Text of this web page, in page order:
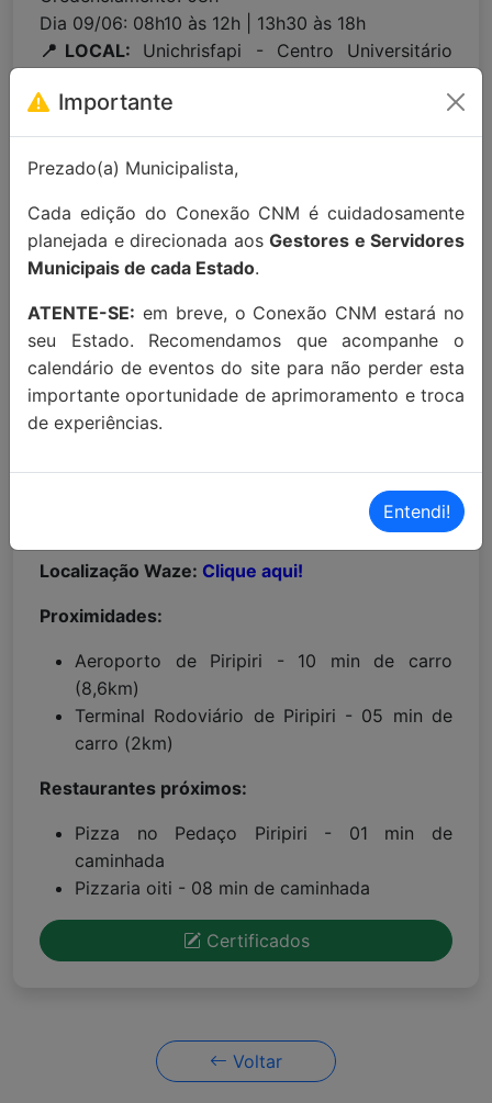
Dia 09/06: 08h10 às 12h | 13h30 às 18h
📍LOCAL: Unichrisfapi - Centro Universitário
- Fonte dos Matos, Piripiri/PI, 64260-000)
Para maiores informações entre em
contato:contato@conexaocnm.org.brou whats
app(51) 99215-3439
Apoio Institucional:
Localização Waze: Clique aqui!
Proximidades:
Aeroporto de Piripiri - 10 min de carro
(8,6km)
Terminal Rodoviário de Piripiri - 05 min de
carro (2km)
Restaurantes próximos:
Pizza no Pedaço Piripiri - 01 min de
caminhada
Pizzaria oiti - 08 min de caminhada
Certificados
Voltar
Importante
Prezado(a) Municipalista,
Cada edição do Conexão CNM é cuidadosamente
planejada e direcionada aos Gestores e Servidores
Municipais de cada Estado.
ATENTE-SE: em breve, o Conexão CNM estará no
seu Estado. Recomendamos que acompanhe o
calendário de eventos do site para não perder esta
importante oportunidade de aprimoramento e troca
de experiências.
Entendi!